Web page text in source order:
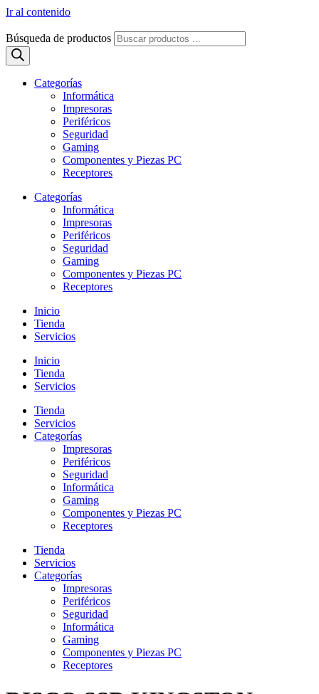
Ir al contenido
Búsqueda de productos
Categorías
Informática
Impresoras
Periféricos
Seguridad
Gaming
Componentes y Piezas PC
Receptores
Categorías
Informática
Impresoras
Periféricos
Seguridad
Gaming
Componentes y Piezas PC
Receptores
Inicio
Tienda
Servicios
Inicio
Tienda
Servicios
Tienda
Servicios
Categorías
Impresoras
Periféricos
Seguridad
Informática
Gaming
Componentes y Piezas PC
Receptores
Tienda
Servicios
Categorías
Impresoras
Periféricos
Seguridad
Informática
Gaming
Componentes y Piezas PC
Receptores